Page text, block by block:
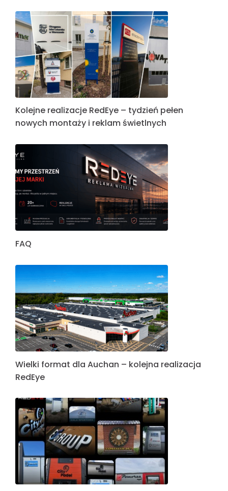
Kolejne realizacje RedEye – tydzień pełen
nowych montaży i reklam świetlnych
FAQ
Wielki format dla Auchan – kolejna realizacja
RedEye